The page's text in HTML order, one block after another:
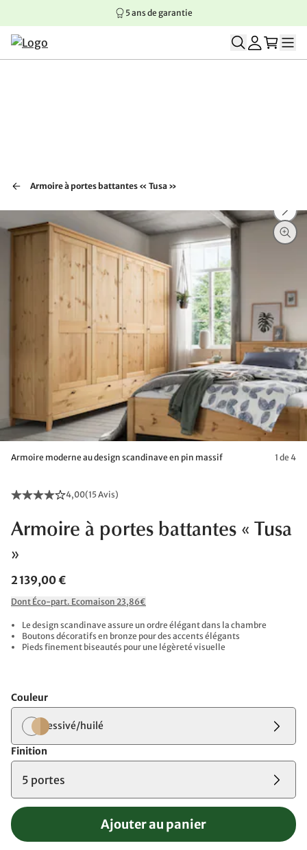
Aller au contenu principal
Aller à la navigation principale
Aller au pied de page
5 ans de garantie
Armoire à portes battantes « Tusa »
Armoire moderne au design scandinave en pin massif 1 de 4
4,00(15 Avis)
Armoire à portes battantes « Tusa
»
2 139,00 €
Dont Éco-part. Ecomaison 23,86€
Le design scandinave assure un ordre élégant dans la chambre
Boutons décoratifs en bronze pour des accents élégants
Pieds finement biseautés pour une légèreté visuelle
Couleur
lessivé/huilé
Finition
5 portes
Ajouter au panier